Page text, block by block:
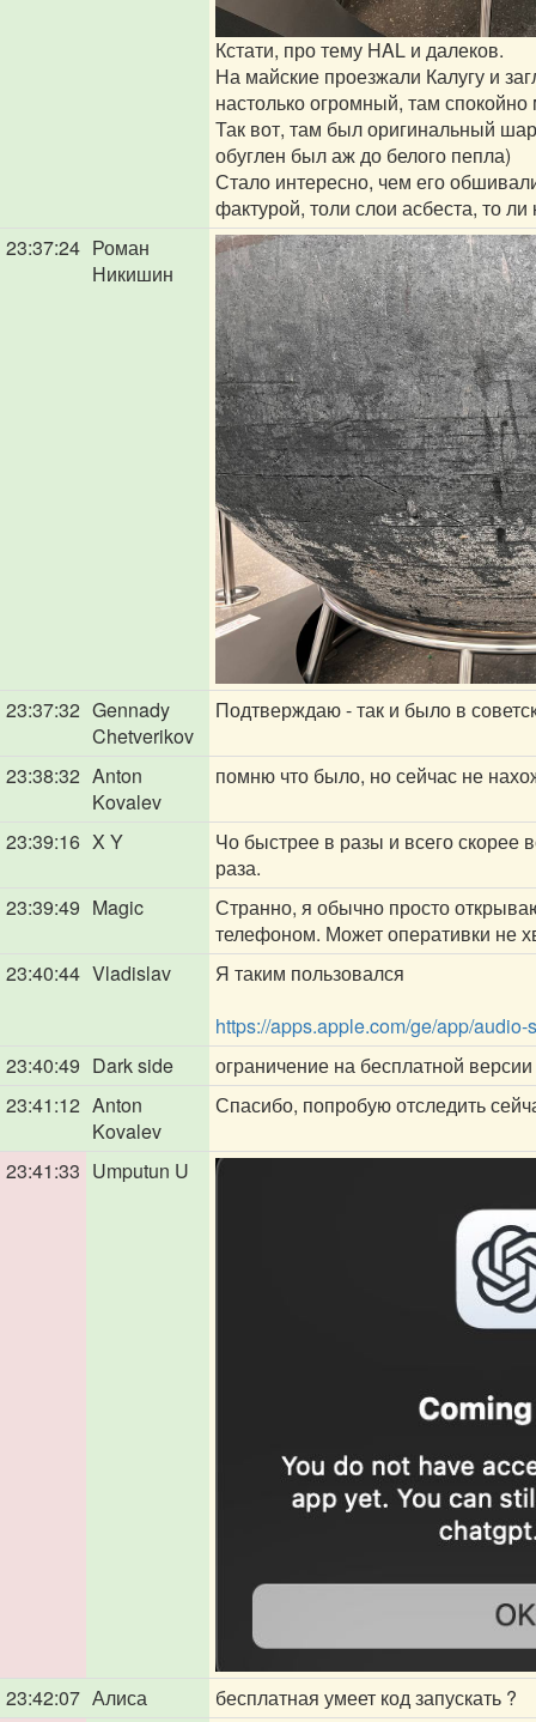
Кстати, про тему HAL и далеков.
На майские проезжали Калугу и
настолько огромный, там
Так вот, там был оригинальный
обуглен был аж до белого пепла)
Стало интересно, чем его
фактурой, толи слои асбеста, то
23:37:24 Роман
Никишин
23:37:32 Gennady
Chetverikov
Подтверждаю - так и было в
23:38:32 Anton
Kovalev
помню что было, но сейчас не
23:39:16 X Y
Чо быстрее в разы и всего скорее
раза.
23:39:49 Magic
Странно, я обычно просто
телефоном. Может оперативки не
23:40:44 Vladislav
Я таким пользовался
https://apps.apple.com/ge/app/
23:40:49 Dark side
ограничение на бесплатной
23:41:12 Anton
Kovalev
Спасибо, попробую отследить
23:41:33 Umputun U
23:42:07 Алиса
бесплатная умеет код запускать ?